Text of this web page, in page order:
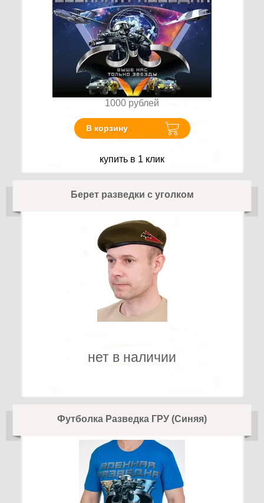
1000 рублей
В корзину
купить в 1 клик
Берет разведки с уголком
нет в наличии
Футболка Разведка ГРУ (Синяя)